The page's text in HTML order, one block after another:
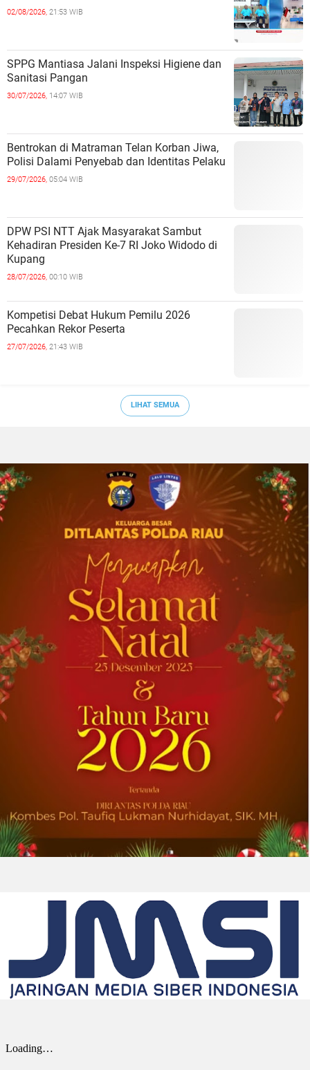
02/08/2026, 21:53 WIB
SPPG Mantiasa Jalani Inspeksi Higiene dan
Sanitasi Pangan
30/07/2026, 14:07 WIB
Bentrokan di Matraman Telan Korban Jiwa,
Polisi Dalami Penyebab dan Identitas Pelaku
29/07/2026, 05:04 WIB
DPW PSI NTT Ajak Masyarakat Sambut
Kehadiran Presiden Ke-7 RI Joko Widodo di
Kupang
28/07/2026, 00:10 WIB
Kompetisi Debat Hukum Pemilu 2026
Pecahkan Rekor Peserta
27/07/2026, 21:43 WIB
LIHAT SEMUA